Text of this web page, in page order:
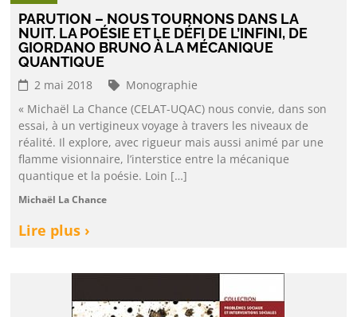
PARUTION – NOUS TOURNONS DANS LA
NUIT. LA POÉSIE ET LE DÉFI DE L’INFINI, DE
GIORDANO BRUNO À LA MÉCANIQUE
QUANTIQUE
2 mai 2018
Monographie
« Michaël La Chance (CELAT-UQAC) nous convie, dans son
essai, à un vertigineux voyage à travers les niveaux de
réalité. Il explore, avec rigueur mais aussi animé par une
flamme visionnaire, l’interstice entre la mécanique
quantique et la poésie. Loin […]
Michaël La Chance
Lire plus ›